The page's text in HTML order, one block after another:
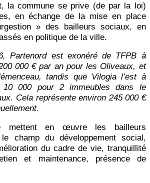
la commune se prive (de par la loi)
en échange de la mise en place
» des bailleurs sociaux, en
en politique de la ville.
Partenord est exonéré de TFPB à
000 € par an pour les Oliveaux, et
tandis que Vilogia l’est à
10 000 pour 2 immeubles dans le
Cela représente environ 245 000 €
mettent en œuvre les bailleurs
champ du développement social,
du cadre de vie, tranquillité
et maintenance, présence de